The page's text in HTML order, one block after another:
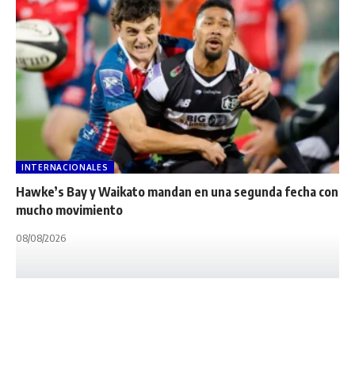
INTERNACIONALES
Hawke’s Bay y Waikato mandan en una segunda fecha con
mucho movimiento
08/08/2026